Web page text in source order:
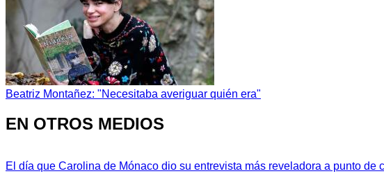
Beatriz Montañez: "Necesitaba averiguar quién era"
EN OTROS MEDIOS
El día que Carolina de Mónaco dio su entrevista más reveladora a punto de